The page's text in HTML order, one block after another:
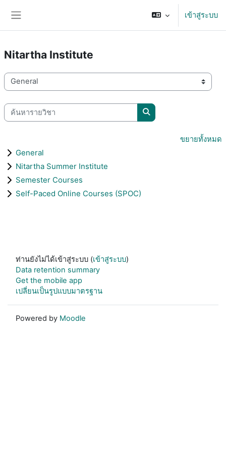
เข้าสู่ระบบ
Nitartha Institute
ประเภทของรายวิชา
ค้นหารายวิชา
ค้นหารายวิชา
ขยายทั้งหมด
General
Nitartha Summer Institute
Semester Courses
Self-Paced Online Courses (SPOC)
ท่านยังไม่ได้เข้าสู่ระบบ (เข้าสู่ระบบ)
Data retention summary
Get the mobile app
เปลี่ยนเป็นรูปแบบมาตรฐาน
Powered by Moodle